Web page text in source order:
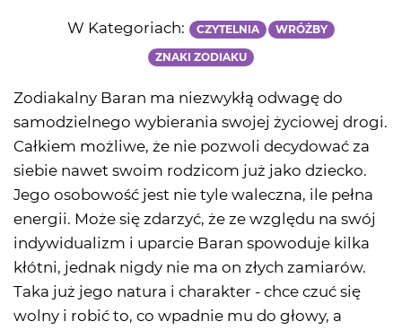
W Kategoriach: CZYTELNIA WRÓŻBY
ZNAKI ZODIAKU
Zodiakalny Baran ma niezwykłą odwagę do
samodzielnego wybierania swojej życiowej drogi.
Całkiem możliwe, że nie pozwoli decydować za
siebie nawet swoim rodzicom już jako dziecko.
Jego osobowość jest nie tyle waleczna, ile pełna
energii. Może się zdarzyć, że ze względu na swój
indywidualizm i uparcie Baran spowoduje kilka
kłótni, jednak nigdy nie ma on złych zamiarów.
Taka już jego natura i charakter - chce czuć się
wolny i robić to, co wpadnie mu do głowy, a